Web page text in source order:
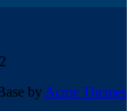
by Acme Themes